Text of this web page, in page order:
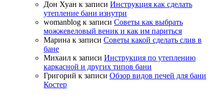
Дон Хуан к записи Инструкция как сделать
утепление бани изнутри
womanblog к записи Советы как выбрать
можжевеловый веник и как им париться
Марина к записи Советы какой сделать слив в
бане
Михаил к записи Инструкция по утеплению
каркасной и других типов бани
Григорий к записи Обзор видов печей для бани
Костер